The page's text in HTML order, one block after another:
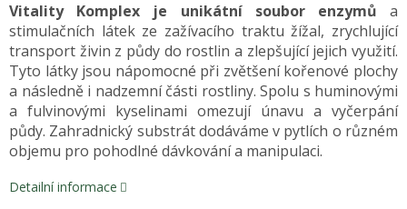
Vitality Komplex je unikátní soubor enzymů a
stimulačních látek ze zažívacího traktu žížal, zrychlující
transport živin z půdy do rostlin a zlepšující jejich využití.
Tyto látky jsou nápomocné při zvětšení kořenové plochy
a následně i nadzemní části rostliny. Spolu s huminovými
a fulvinovými kyselinami omezují únavu a vyčerpání
půdy. Zahradnický substrát dodáváme v pytlích o různém
objemu pro pohodlné dávkování a manipulaci.
Detailní informace